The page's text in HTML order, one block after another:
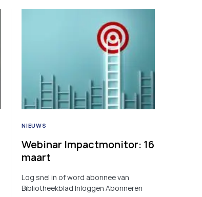
NIEUWS
Webinar Impactmonitor: 16
maart
Log snel in of word abonnee van
Bibliotheekblad Inloggen Abonneren